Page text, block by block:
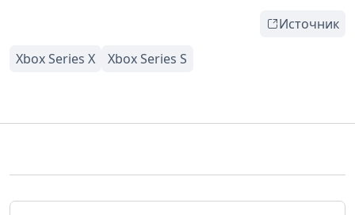
Источник